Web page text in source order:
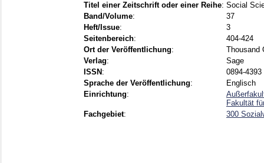
Titel einer Zeitschrift oder einer Reihe: Social
Band/Volume:
37
Heft/Issue:
3
Seitenbereich:
404-424
Ort der Veröffentlichung:
Thousand
Verlag:
Sage
ISSN :
0894-
Sprache der Veröffentlichung:
Englisch
Einrichtung:
Fakultät
Fachgebiet: 300